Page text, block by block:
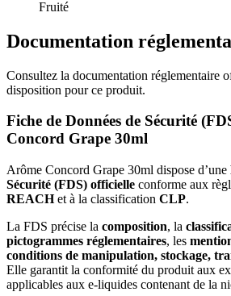
Fruité
Documentation
Consultez la documentation réglementaire
disposition pour ce produit.
Fiche de Données de Sécurité
Concord Grape 30ml
Arôme Concord Grape 30ml dispose d’une
Sécurité (FDS) officielle conforme aux
REACHet à la classification CLP.
La FDS précise la composition, la
pictogrammes réglementaires, les
conditions de manipulation, stockage,
Elle garantit la conformité du produit aux
applicables aux e-liquides contenant de la